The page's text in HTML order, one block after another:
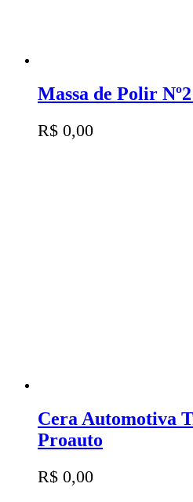
Massa de Polir
R$ 0,00
Cera Automotiva
Proauto
R$ 0,00